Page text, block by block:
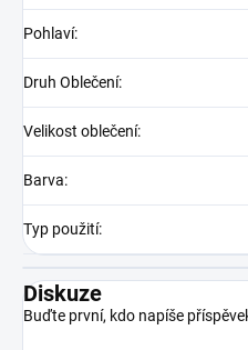
Pohlaví:
Druh Oblečení:
Velikost oblečení:
Barva:
Typ použití:
Diskuze
Buďte první, kdo napíše